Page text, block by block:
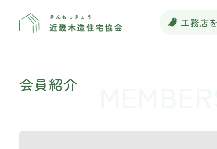
工務店
会員紹介